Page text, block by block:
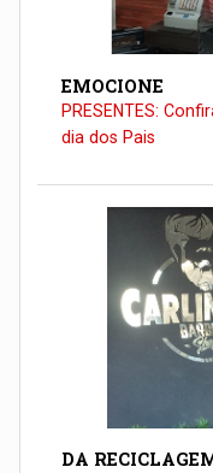
EMOCIONE
PRESENTES:
dia dos Pais
DA